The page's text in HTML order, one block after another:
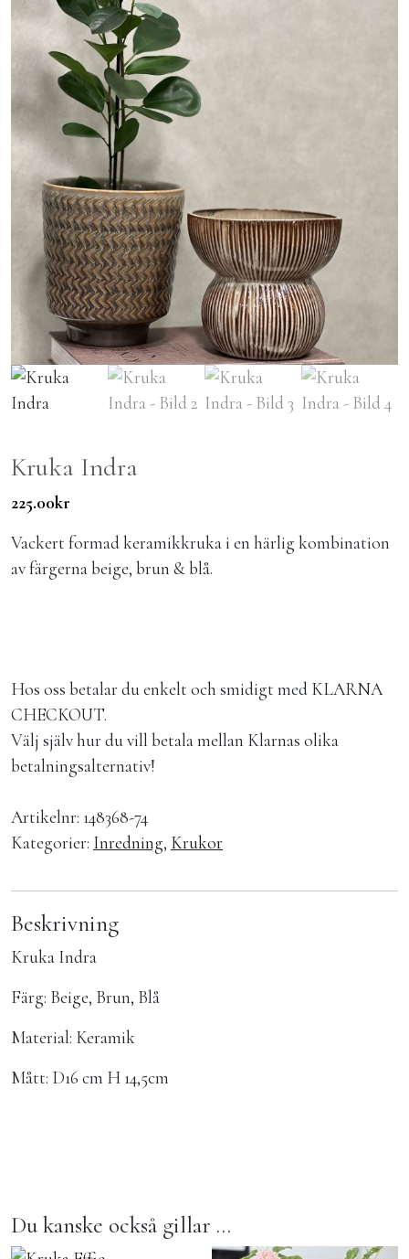
Kruka Indra
225.00kr
Vackert formad keramikkruka i en härlig kombination
av färgerna beige, brun & blå.
Hos oss betalar du enkelt och smidigt med KLARNA
CHECKOUT.
Välj själv hur du vill betala mellan Klarnas olika
betalningsalternativ!
Artikelnr: 148368-74
Kategorier: Inredning, Krukor
Beskrivning
Kruka Indra
Färg: Beige, Brun, Blå
Material: Keramik
Mått: D16 cm H 14,5cm
Du kanske också gillar …